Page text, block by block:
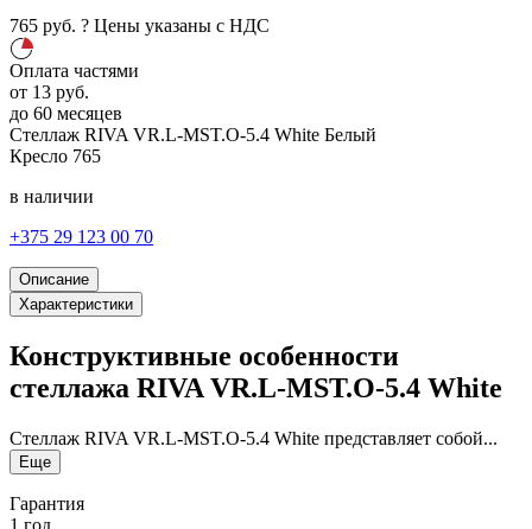
765 руб. ? Цены указаны с НДС
Оплата частями
от 13 руб.
до 60 месяцев
Стеллаж RIVA VR.L-MST.O-5.4 White Белый
Кресло 765
в наличии
+375 29 123 00 70
Описание
Характеристики
Конструктивные особенности
стеллажа RIVA VR.L-MST.O-5.4 White
Стеллаж RIVA VR.L-MST.O-5.4 White представляет собой...
Еще
Гарантия
1 год